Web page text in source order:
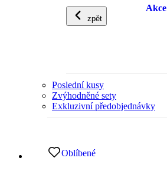
zpět
Akce
Poslední kusy
Zvýhodněné sety
Exkluzivní předobjednávky
Oblíbené